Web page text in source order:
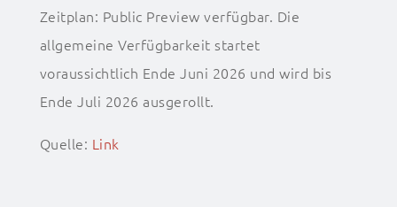
Zeitplan: Public Preview verfügbar. Die
allgemeine Verfügbarkeit startet
voraussichtlich Ende Juni 2026 und wird bis
Ende Juli 2026 ausgerollt.
Quelle: Link